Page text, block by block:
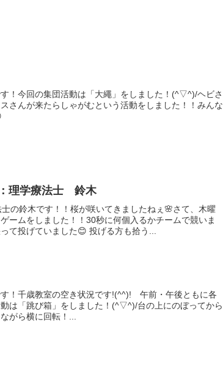
！今回の集団活動は「大繩」をしました！(^▽^)/ヘビさ
さんが来たらしゃがむという活動をしました！！みんな
理学療法士 鈴木
の鈴木です！！桜が咲いてきましたねぇ🌸さて、木曜
ームをしました！！30秒に何個入るかチームで競いま
て投げていました😊 投げる方も拾う...
！千歳教室の空き状況です!(^^)! 午前・午後ともに各
は「跳び箱」をしました！(^▽^)/台の上にのぼってから
がら横に回転！...